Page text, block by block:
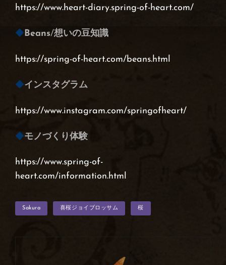
https://www.heart-diary.spring-of-heart.com/
◆Beans/想いの豆知識
https://spring-of-heart.com/beans.html
◆インスタグラム
https://www.instagram.com/springofheart/
◆モノづくり体験
https://www.spring-of-
heart.com/information.html
Sakura 喜桜ジョイブロッサム 桜